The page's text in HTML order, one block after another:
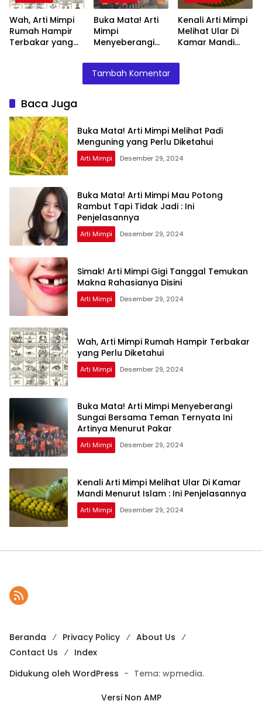
Wah, Arti Mimpi
Rumah Hampir
Terbakar yang
Buka Mata! Arti
Mimpi
Menyeberangi
Teman Ternyata
Ini Artinya
Menurut Pakar
Kenali Arti Mimpi
Melihat Ular Di
Kamar Mandi
Ini Penjelasannya
Tambah Komentar
Baca Juga
Buka Mata! Arti Mimpi Melihat Padi
Menguning yang Perlu Diketahui
Arti Mimpi Desember 29, 2024
Buka Mata! Arti Mimpi Mau Potong
Rambut Tapi Tidak Jadi : Ini
Penjelasannya
Arti Mimpi Desember 29, 2024
Simak! Arti Mimpi Gigi Tanggal Temukan
Makna Rahasianya Disini
Arti Mimpi Desember 29, 2024
Wah, Arti Mimpi Rumah Hampir Terbakar
yang Perlu Diketahui
Arti Mimpi Desember 29, 2024
Buka Mata! Arti Mimpi Menyeberangi
Sungai Bersama Teman Ternyata Ini
Artinya Menurut Pakar
Arti Mimpi Desember 29, 2024
Kenali Arti Mimpi Melihat Ular Di Kamar
Mandi Menurut Islam : Ini Penjelasannya
Arti Mimpi Desember 29, 2024
Beranda Privacy Policy
About Us
Contact Us
Index
Didukung oleh WordPress - Tema: wpmedia.
Versi Non AMP